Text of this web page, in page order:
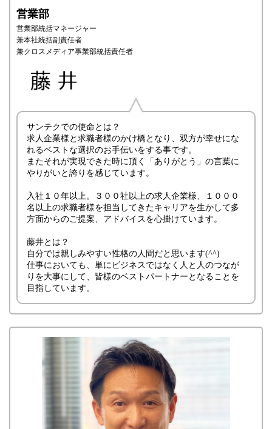
営業部
営業部統括マネージャー
兼本社統括副責任者
兼クロスメディア事業部統括責任者
サンテクでの使命とは？
求人企業様と求職者様のかけ橋となり、双方が幸せにな
れるベストな選択のお手伝いをする事です。
またそれが実現できた時に頂く「ありがとう」の言葉に
やりがいと誇りを感じています。
入社１０年以上。３００社以上の求人企業様、１０００
名以上の求職者様を担当してきたキャリアを生かして多
方面からのご提案、アドバイスを心掛けています。
藤井とは？
自分では親しみやすい性格の人間だと思います(^^)
仕事においても、単にビジネスではなく人と人のつなが
りを大事にして、皆様のベストパートナーとなることを
目指しています。